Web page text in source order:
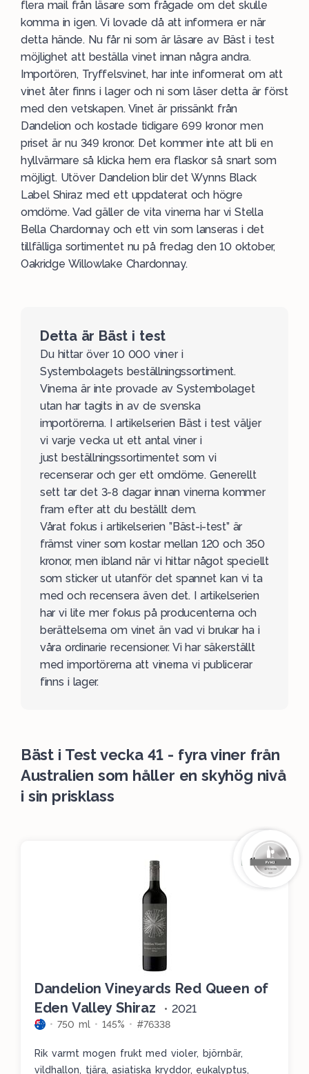
flera mail från läsare som frågade om det skulle
komma in igen. Vi lovade då att informera er när
detta hände. Nu får ni som är läsare av Bäst i test
möjlighet att beställa vinet innan några andra.
Importören, Tryffelsvinet, har inte informerat om att
vinet åter finns i lager och ni som läser detta är först
med den vetskapen. Vinet är prissänkt från
Dandelion och kostade tidigare 699 kronor men
priset är nu 349 kronor. Det kommer inte att bli en
hyllvärmare så klicka hem era flaskor så snart som
möjligt. Utöver Dandelion blir det Wynns Black
Label Shiraz med ett uppdaterat och högre
omdöme. Vad gäller de vita vinerna har vi Stella
Bella Chardonnay och ett vin som lanseras i det
tillfälliga sortimentet nu på fredag den 10 oktober,
Oakridge Willowlake Chardonnay.
Detta är Bäst i test
Du hittar över 10 000 viner i
Systembolagets beställningssortiment.
Vinerna är inte provade av Systembolaget
utan har tagits in av de svenska
importörerna. I artikelserien Bäst i testväljer
vi varje vecka ut ett antal viner i
just beställningssortimentetsom vi
recenserar och ger ett omdöme. Generellt
sett tar det 3-8 dagar innan vinerna kommer
fram efter att du beställt dem.
Vårat fokus i artikelserien ”Bäst-i-test” är
främst viner som kostar mellan 120 och 350
kronor, men ibland när vi hittar något speciellt
som sticker ut utanför det spannet kan vi ta
med och recensera även det. I artikelserien
har vi lite mer fokus på producenterna och
berättelserna om vinet än vad vi brukar ha i
våra ordinarie recensioner. Vi har säkerställt
med importörerna att vinerna vi publicerar
finns i lager.
Bäst i Test vecka 41 - fyra viner från
Australien som håller en skyhög nivå
i sin prisklass
Dandelion Vineyards Red Queen of
Eden Valley Shiraz
• 2021
750 ml 145% #76338
Rik varmt mogen frukt med violer, björnbär,
vildhallon, tjära, asiatiska kryddor, eukalyptus,